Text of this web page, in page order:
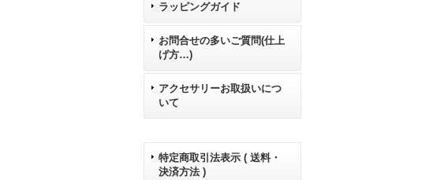
ラッピングガイド
お問合せの多いご質問(仕上
げ方…)
アクセサリーお取扱いにつ
いて
特定商取引法表示 ( 送料・
決済方法 )